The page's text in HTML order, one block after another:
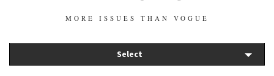
MORE ISSUES THAN VOGUE
Select